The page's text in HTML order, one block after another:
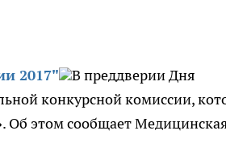
2017"
В преддверии Дня
конкурсной комиссии,
Об этом сообщает